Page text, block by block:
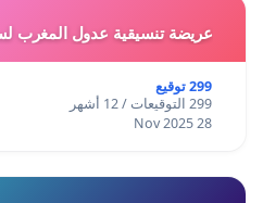
عريضة تنسيقية عدول المغرب
299 توقيع
299 التوقيعات / 12 أشهر
28 Nov 2025